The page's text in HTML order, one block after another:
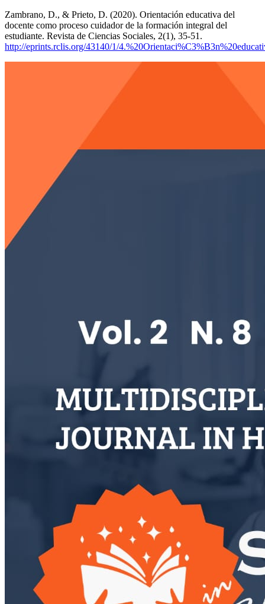
Zambrano, D., & Prieto, D. (2020). Orientación educativa del
docente como proceso cuidador de la formación integral del
estudiante. Revista de Ciencias Sociales, 2(1), 35-51.
http://eprints.rclis.org/43140/1/